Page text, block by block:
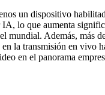
un dispositivo
IA, lo que aumenta
Además, más
la transmisión en vivo
en el panorama